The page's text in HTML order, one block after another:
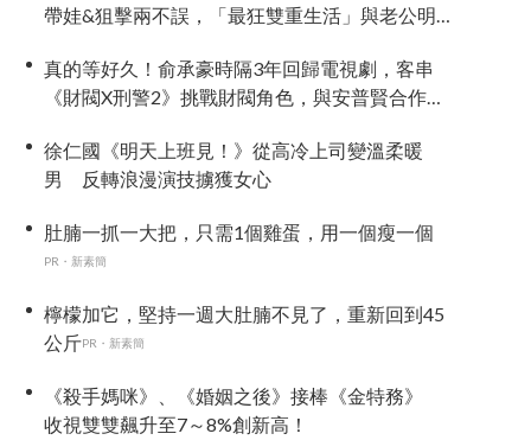
帶娃&狙擊兩不誤，「最狂雙重生活」與老公明追
真的等好久！俞承豪時隔3年回歸電視劇，客串
《財閥X刑警2》挑戰財閥角色，與安普賢合作引
徐仁國《明天上班見！》從高冷上司變溫柔暖
男 反轉浪漫演技擄獲女心
肚腩一抓一大把，只需1個雞蛋，用一個瘦一個
PR・新素簡
檸檬加它，堅持一週大肚腩不見了，重新回到45
公斤PR・新素簡
《殺手媽咪》、《婚姻之後》接棒《金特務》
收視雙雙飆升至7～8%創新高！